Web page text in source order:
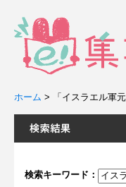
ホーム > 「イスラエル軍
検索キーワード：